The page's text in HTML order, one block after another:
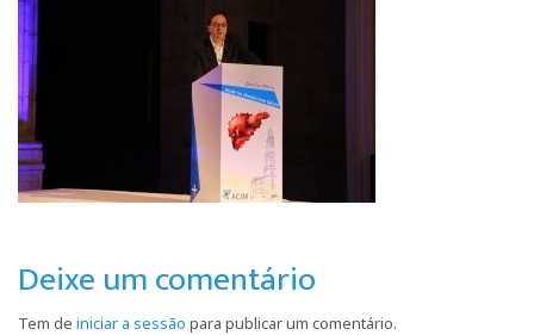
Deixe um comentário
Tem de iniciar a sessão para publicar um comentário.